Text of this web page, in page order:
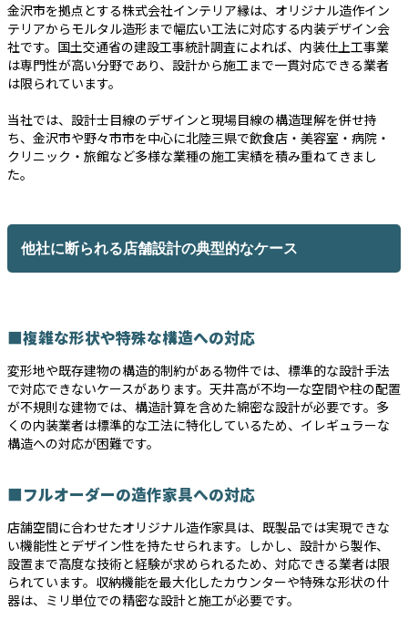
金沢市を拠点とする株式会社インテリア縁は、オリジナル造作イン
テリアからモルタル造形まで幅広い工法に対応する内装デザイン会
社です。国土交通省の建設工事統計調査によれば、内装仕上工事業
は専門性が高い分野であり、設計から施工まで一貫対応できる業者
は限られています。
当社では、設計士目線のデザインと現場目線の構造理解を併せ持
ち、金沢市や野々市市を中心に北陸三県で飲食店・美容室・病院・
クリニック・旅館など多様な業種の施工実績を積み重ねてきまし
た。
他社に断られる店舗設計の典型的なケース
■複雑な形状や特殊な構造への対応
変形地や既存建物の構造的制約がある物件では、標準的な設計手法
で対応できないケースがあります。天井高が不均一な空間や柱の配置
が不規則な建物では、構造計算を含めた綿密な設計が必要です。多
くの内装業者は標準的な工法に特化しているため、イレギュラーな
構造への対応が困難です。
■フルオーダーの造作家具への対応
店舗空間に合わせたオリジナル造作家具は、既製品では実現できな
い機能性とデザイン性を持たせられます。しかし、設計から製作、
設置まで高度な技術と経験が求められるため、対応できる業者は限
られています。収納機能を最大化したカウンターや特殊な形状の什
器は、ミリ単位での精密な設計と施工が必要です。